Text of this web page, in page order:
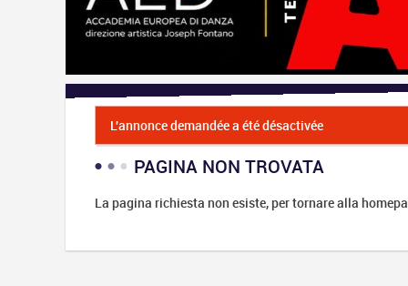
L'annonce demandée a été désactivée
PAGINA NON TROVATA
La pagina richiesta non esiste, per tornare alla